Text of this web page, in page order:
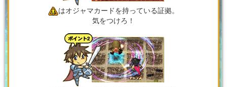
はオジャマカードを持っている証拠。
気をつけろ！